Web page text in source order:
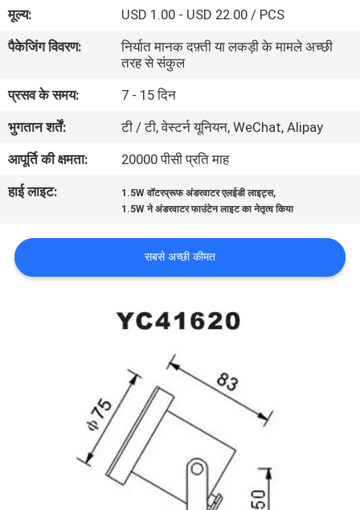
गुणवत्ता
संपर्क
करें
एक
की
विनती
PRIVACY
मूल्य:
USD 1.00 - USD 22.00 / PCS
पैकेजिंग विवरण:
निर्यात मानक दफ़्ती या लकड़ी के मामले अच्छी
तरह से संकुल
प्रसव के समय:
7 - 15 दिन
भुगतान शर्तें:
टी / टी, वेस्टर्न यूनियन, WeChat, Alipay
आपूर्ति की क्षमता:
20000 पीसी प्रति माह
हाई लाइट:
1.5W वॉटरप्रूफ अंडरवाटर एलईडी लाइट्स,
1.5W ने अंडरवाटर फाउंटेन लाइट का नेतृत्व किया
सबसे अच्छी कीमत